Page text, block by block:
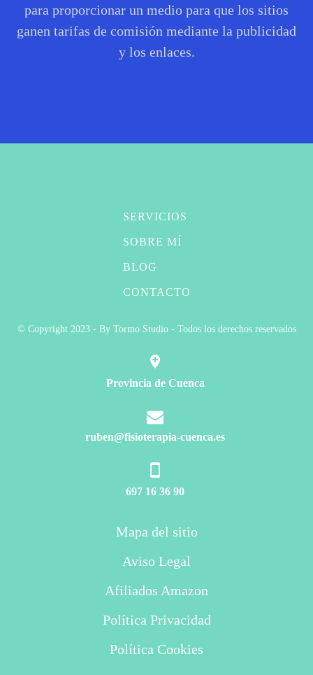
para proporcionar un medio para que los sitios
ganen tarifas de comisión mediante la publicidad
y los enlaces.
SERVICIOS
SOBRE MÍ
BLOG
CONTACTO
© Copyright 2023 - By Tormo Studio - Todos los derechos reservados
Provincia de Cuenca
ruben@fisioterapia-cuenca.es
697 16 36 90
Mapa del sitio
Aviso Legal
Afiliados Amazon
Política Privacidad
Política Cookies